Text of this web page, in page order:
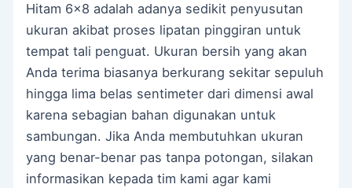
Hitam 6×8 adalah adanya sedikit penyusutan
ukuran akibat proses lipatan pinggiran untuk
tempat tali penguat. Ukuran bersih yang akan
Anda terima biasanya berkurang sekitar sepuluh
hingga lima belas sentimeter dari dimensi awal
karena sebagian bahan digunakan untuk
sambungan. Jika Anda membutuhkan ukuran
yang benar-benar pas tanpa potongan, silakan
informasikan kepada tim kami agar kami